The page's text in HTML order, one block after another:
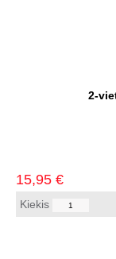
2-
15,95 €
Kiekis